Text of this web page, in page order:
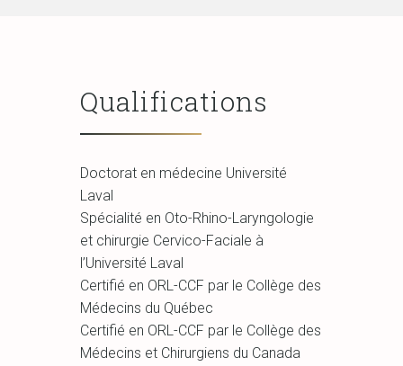
Qualifications
Doctorat en médecine Université
Laval
Spécialité en Oto-Rhino-Laryngologie
et chirurgie Cervico-Faciale à
l’Université Laval
Certifié en ORL-CCF par le Collège des
Médecins du Québec
Certifié en ORL-CCF par le Collège des
Médecins et Chirurgiens du Canada